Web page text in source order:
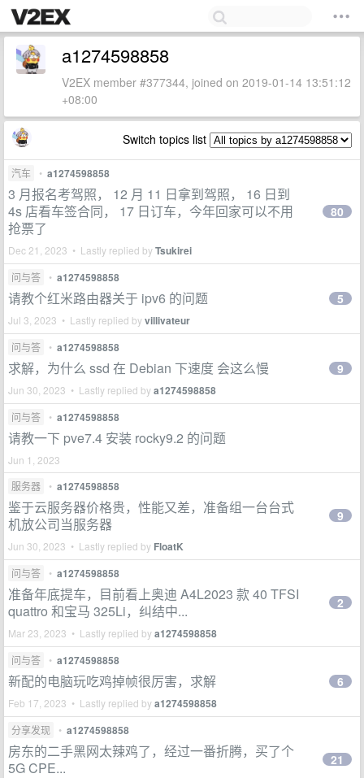
a1274598858
V2EX member #377344, joined on 2019-01-14 13:51:12
+08:00
Switch topics list
汽车 • a1274598858
3 月报名考驾照， 12 月 11 日拿到驾照， 16 日到
4s 店看车签合同， 17 日订车，今年回家可以不用
抢票了
Dec 21, 2023 • Lastly replied byTsukirei
80
问与答 • a1274598858
请教个红米路由器关于 ipv6 的问题
Jul 3, 2023 • Lastly replied byvillivateur
5
问与答 • a1274598858
求解，为什么 ssd 在 Debian 下速度 会这么慢
Jun 30, 2023 • Lastly replied bya1274598858
9
问与答 • a1274598858
请教一下 pve7.4 安装 rocky9.2 的问题
Jun 1, 2023
服务器
• a1274598858
鉴于云服务器价格贵，性能又差，准备组一台台式
机放公司当服务器
Jun 30, 2023 • Lastly replied by FloatK
9
问与答 • a1274598858
准备年底提车，目前看上奥迪 A4L2023 款 40 TFSI
quattro 和宝马 325Li，纠结中...
Mar 23, 2023 • Lastly replied bya1274598858
2
问与答 • a1274598858
新配的电脑玩吃鸡掉帧很厉害，求解
Feb 17, 2023 • Lastly replied bya1274598858
6
分享发现 • a1274598858
房东的二手黑网太辣鸡了，经过一番折腾，买了个
5G CPE...
21